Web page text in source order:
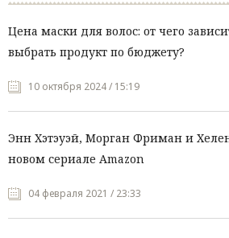
Цена маски для волос: от чего
выбрать продукт по бюджету?
10 октября 2024 / 15:19
Энн Хэтэуэй, Морган Фриман и
новом сериале Amazon
04 февраля 2021 / 23:33